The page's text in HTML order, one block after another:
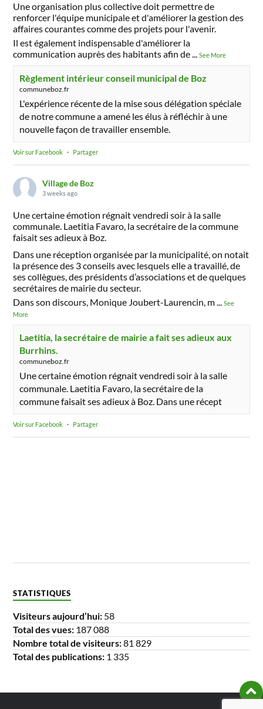
Une organisation plus collective doit permettre de
renforcer l'équipe municipale et d'améliorer la gestion des
affaires courantes comme des projets pour l'avenir.
Il est également indispensable d'améliorer la
communication auprès des habitants afin de...See More
Règlement intérieur conseil municipal de Boz
communeboz.fr
L'expérience récente de la mise sous délégation spéciale
de notre commune a amené les élus à réfléchir à une
nouvelle façon de travailler ensemble.
Voir sur Facebook · Partager
Village de Boz
3 weeks ago
Une certaine émotion régnait vendredi soir à la salle
communale. Laetitia Favaro, la secrétaire de la commune
faisait ses adieux à Boz.
Dans une réception organisée par la municipalité, on notait
la présence des 3 conseils avec lesquels elle a travaillé, de
ses collègues, des présidents d’associations et de quelques
secrétaires de mairie du secteur.
Dans son discours, Monique Joubert-Laurencin, m...See
More
Laetitia, la secrétaire de mairie a fait ses adieux aux
Burrhins.
communeboz.fr
Une certaine émotion régnait vendredi soir à la salle
communale. Laetitia Favaro, la secrétaire de la
commune faisait ses adieux à Boz. Dans une récept
Voir sur Facebook · Partager
STATISTIQUES
Visiteurs aujourd’hui: 58
Total des vues: 187 088
Nombre total de visiteurs:81 829
Total des publications: 1 335